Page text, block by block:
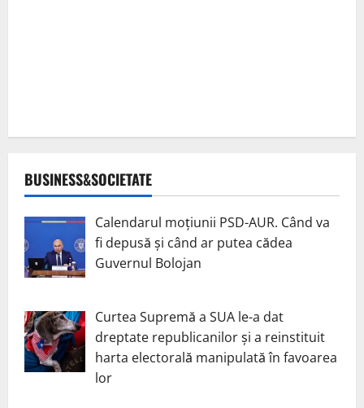
BUSINESS&SOCIETATE
Calendarul moțiunii PSD-AUR. Când va
fi depusă și când ar putea cădea
Guvernul Bolojan
Curtea Supremă a SUA le-a dat
dreptate republicanilor și a reinstituit
harta electorală manipulată în favoarea
lor